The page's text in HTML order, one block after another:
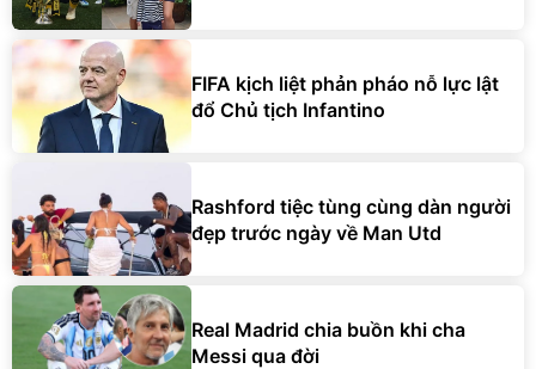
FIFA kịch liệt phản pháo nỗ lực lật
đổ Chủ tịch Infantino
Rashford tiệc tùng cùng dàn người
đẹp trước ngày về Man Utd
Real Madrid chia buồn khi cha
Messi qua đời